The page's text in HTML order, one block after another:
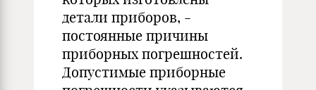
детали приборов, -
постоянные причины
приборных погрешностей.
Допустимые приборные